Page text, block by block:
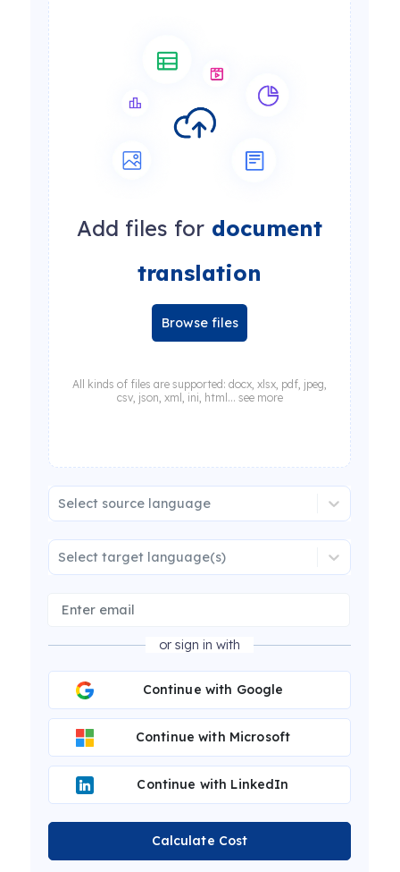
Add files for document
translation
Browse files
All kinds of files are supported: docx, xlsx, pdf, jpeg,
csv, json, xml, ini, html... see more
Select source language
Select target language(s)
or sign in with
Continue with Google
Continue with Microsoft
Continue with LinkedIn
Calculate Cost